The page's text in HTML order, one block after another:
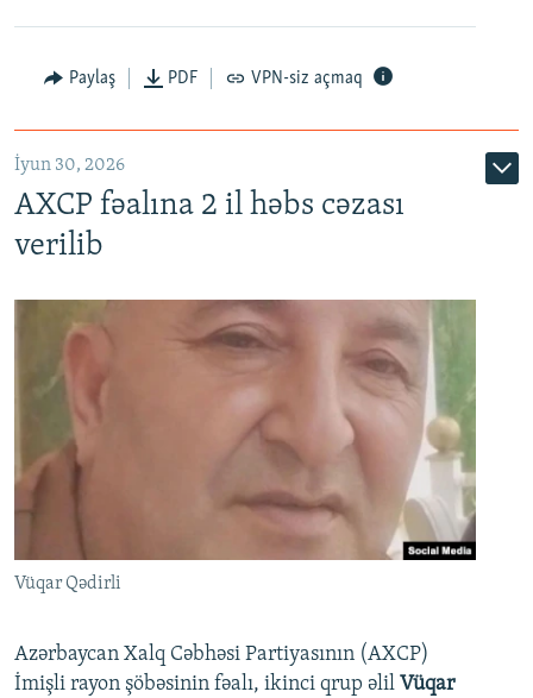
Paylaş PDF VPN-siz açmaq
İyun 30, 2026
AXCP fəalına 2 il həbs cəzası
verilib
Vüqar Qədirli
Azərbaycan Xalq Cəbhəsi Partiyasının (AXCP)
İmişli rayon şöbəsinin fəalı, ikinci qrup əlil Vüqar